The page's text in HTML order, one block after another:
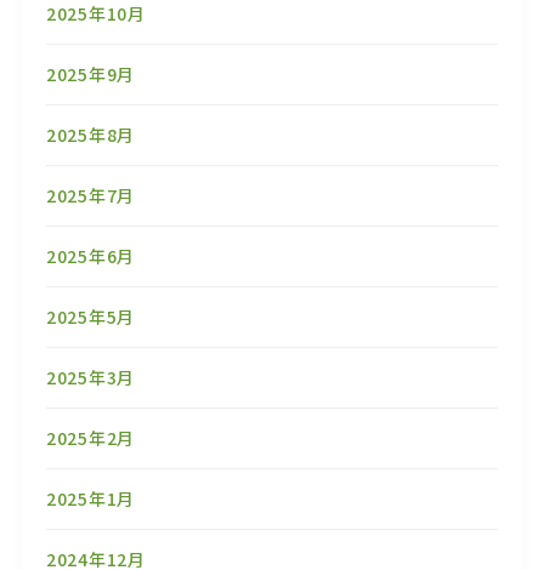
2025年10月
2025年9月
2025年8月
2025年7月
2025年6月
2025年5月
2025年3月
2025年2月
2025年1月
2024年12月